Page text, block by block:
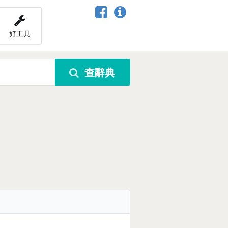
好工具
查辭典